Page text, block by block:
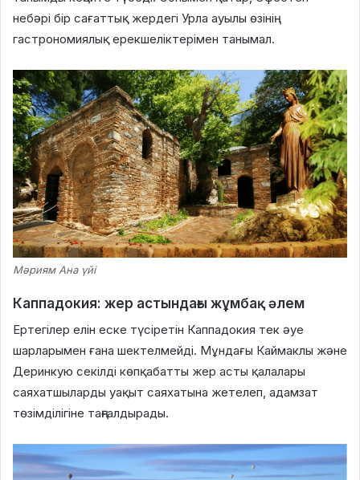
небәрі бір сағаттық жердегі Урла ауылы өзінің
гастрономиялық ерекшеліктерімен танымал.
Мәриям Ана үйі
Каппадокия: жер астындағы жұмбақ әлем
Ертегілер елін еске түсіретін Каппадокия тек әуе
шарларымен ғана шектелмейді. Мұндағы Каймаклы және
Деринкую секілді көпқабатты жер асты қалалары
саяхатшыларды уақыт саяхатына жетелеп, адамзат
төзімділігіне таңғалдырады.